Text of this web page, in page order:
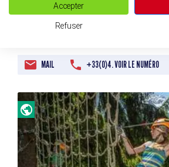
QC Terme Spas and
MAIL +33(0)4. VOIR LE NUMÉRO
Accepter
Refuser